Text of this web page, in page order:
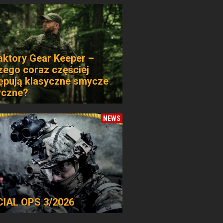
Gear Keeper –
coraz częściej
klasyczne smycze
NEWS
OPS 3/2026